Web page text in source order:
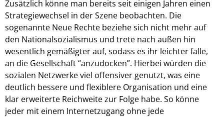
Zusätzlich könne man bereits seit einigen Jahren einen
Strategiewechsel in der Szene beobachten. Die
sogenannte Neue Rechte beziehe sich nicht mehr auf
den Nationalsozialismus und trete nach außen hin
wesentlich gemäßigter auf, sodass es ihr leichter falle,
an die Gesellschaft “anzudocken”. Hierbei würden die
sozialen Netzwerke viel offensiver genutzt, was eine
deutlich bessere und flexiblere Organisation und eine
klar erweiterte Reichweite zur Folge habe. So könne
jeder mit einem Internetzugang ohne jede